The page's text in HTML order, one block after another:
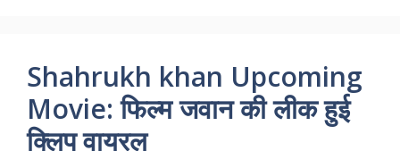
Shahrukh khan Upcoming
Movie: फिल्म जवान की लीक हुई
क्लिप वायरल